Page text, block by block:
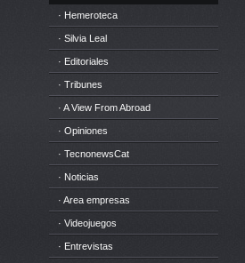
· Hemeroteca
· Silvia Leal
· Editoriales
· Tribunes
· A View From Abroad
· Opiniones
· TecnonewsCat
· Noticias
· Area empresas
· Videojuegos
· Entrevistas